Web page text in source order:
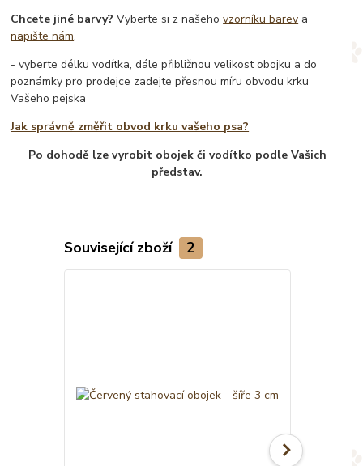
Chcete jiné barvy? Vyberte si z našehovzorníku barev a
napište nám.
- vyberte délku vodítka, dále přibližnou velikost obojku a do
poznámky pro prodejce zadejte přesnou míru obvodu krku
Vašeho pejska
Jak správně změřit obvod krku vašeho psa?
Po dohodě lze vyrobit obojek či vodítko podle Vašich
představ.
Související zboží 2